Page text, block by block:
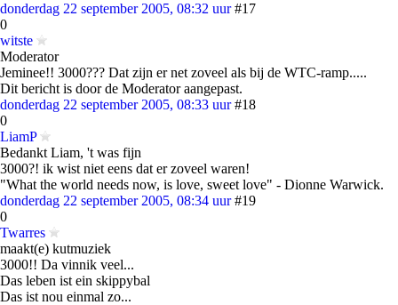
donderdag 22 september 2005, 08:32 uur #17
0
witste
Moderator
Jeminee!! 3000??? Dat zijn er net zoveel als bij de WTC-ramp.....
Dit bericht is door de Moderator aangepast.
donderdag 22 september 2005, 08:33 uur #18
0
LiamP
Bedankt Liam, 't was fijn
3000?! ik wist niet eens dat er zoveel waren!
"What the world needs now, is love, sweet love" - Dionne Warwick.
donderdag 22 september 2005, 08:34 uur #19
0
Twarres
maakt(e) kutmuziek
3000!! Da vinnik veel...
Das leben ist ein skippybal
Das ist nou einmal zo...